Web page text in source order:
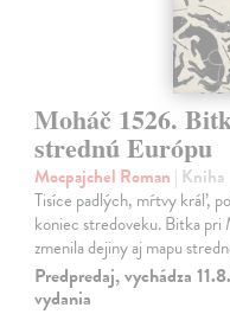
Moháč 1526.
strednú Európu
Mocpajchel Roman | Kniha
Tisíce padlých, mŕtvy kráľ,
koniec stredoveku. Bitka pri
zmenila dejiny aj mapu
Predpredaj, vychádza
vydania